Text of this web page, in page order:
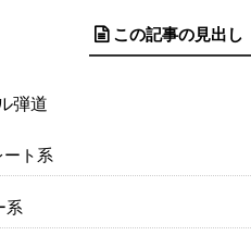
この記事の見出し
弾道
ト系